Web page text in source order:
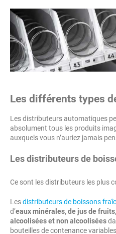
Les différents types
Les distributeurs automatiques
absolument tous les produits
auxquels vous n’auriez jamais
Les distributeurs de
Ce sont les distributeurs les plus
Lesdistributeurs de boissons
d’eaux minérales, de jus de
alcoolisées et non alcoolisées
bouteilles de contenance